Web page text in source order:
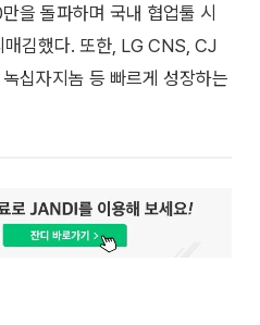
을 돌파하며 국내 협업툴 시
매김했다. 또한, LG CNS, CJ
십자지놈 등 빠르게 성장하는